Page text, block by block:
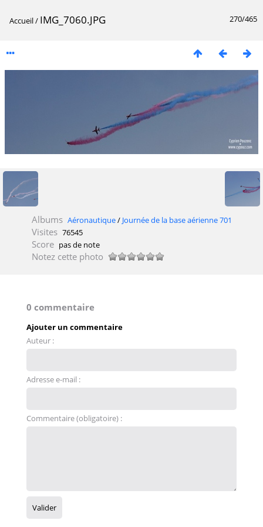
270/465
Accueil/ IMG_7060.JPG
Albums Aéronautique/ Journée de la base aérienne 701
Visites 76545
Score pas de note
Notez cette photo
0 commentaire
Ajouter un commentaire
Auteur :
Adresse e-mail :
Commentaire (obligatoire) :